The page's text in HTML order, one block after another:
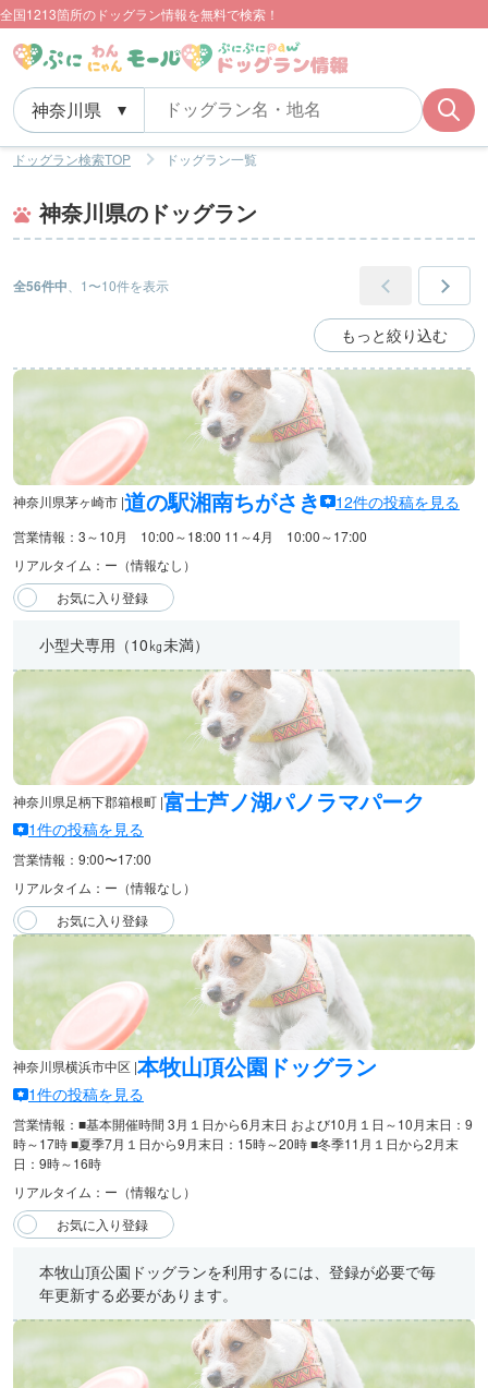
全国1213箇所のドッグラン情報を無料で検索！
ドッグラン検索TOP ドッグラン一覧
神奈川県のドッグラン
全56件中 、1〜10件を表示
もっと絞り込む
神奈川県茅ヶ崎市 |道の駅湘南ちがさき 12件の投稿を見る
営業情報：3～10月 10:00～18:00 11～4月 10:00～17:00
リアルタイム：ー（情報なし）
小型犬専用（10㎏未満）
神奈川県足柄下郡箱根町 |富士芦ノ湖パノラマパーク
1件の投稿を見る
営業情報：9:00〜17:00
リアルタイム：ー（情報なし）
神奈川県横浜市中区 |本牧山頂公園ドッグラン
1件の投稿を見る
営業情報：■基本開催時間 3月１日から6月末日 および10月１日～10月末日：9
時～17時 ■夏季7月１日から9月末日：15時～20時 ■冬季11月１日から2月末
日：9時～16時
リアルタイム：ー（情報なし）
本牧山頂公園ドッグランを利用するには、登録が必要で毎
年更新する必要があります。